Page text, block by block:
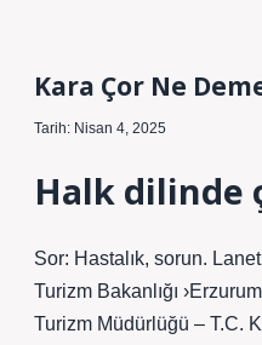
Kara Çor Ne
Tarih: Nisan 4, 2025
Halk dilinde
Sor: Hastalık, sorun.
Turizm Bakanlığı
Turizm Müdürlüğü – T.C.